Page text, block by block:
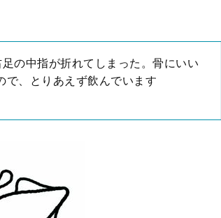
の中指が折れてしまった。骨にいい
で、とりあえず飲んでいます